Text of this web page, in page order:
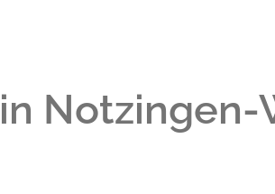
Notzingen-